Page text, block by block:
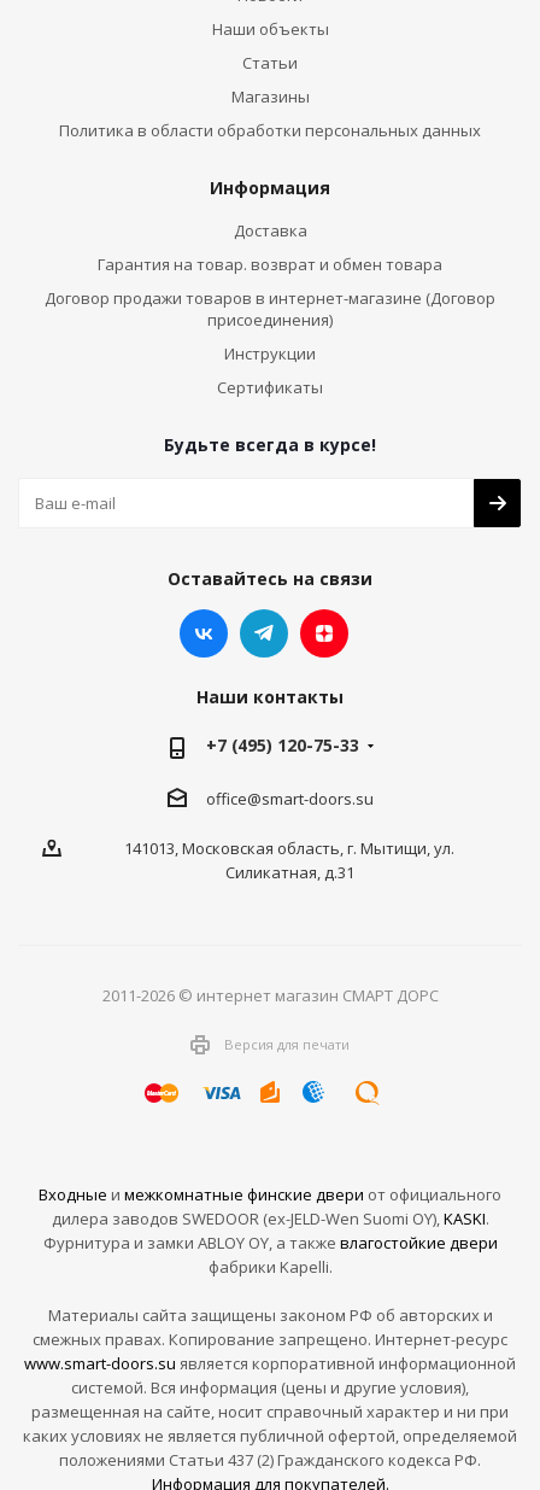
Наши объекты
Статьи
Магазины
Политика в области обработки персональных данных
Информация
Доставка
Гарантия на товар. возврат и обмен товара
Договор продажи товаров в интернет-магазине (Договор
присоединения)
Инструкции
Сертификаты
Будьте всегда в курсе!
Оставайтесь на связи
Наши контакты
+7 (495) 120-75-33
office@smart-doors.su
141013, Московская область, г. Мытищи, ул.
Силикатная, д.31
2011-2026 © интернет магазин СМАРТ ДОРС
Версия для печати
Входные и межкомнатные финские двери от официального
дилера заводов SWEDOOR (ex-JELD-Wen Suomi OY),KASKI.
Фурнитура и замки ABLOY OY, а также влагостойкие двери
фабрики Kapelli.
Материалы сайта защищены законом РФ об авторских и
смежных правах. Копирование запрещено. Интернет-ресурс
www.smart-doors.su является корпоративной информационной
системой. Вся информация (цены и другие условия),
размещенная на сайте, носит справочный характер и ни при
каких условиях не является публичной офертой, определяемой
положениями Статьи 437 (2) Гражданского кодекса РФ.
Информация для покупателей.